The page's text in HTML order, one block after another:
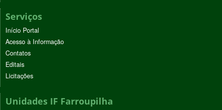
Serviços
Início Portal
Acesso à Informação
Contatos
Editais
Licitações
Unidades IF Farroupilha